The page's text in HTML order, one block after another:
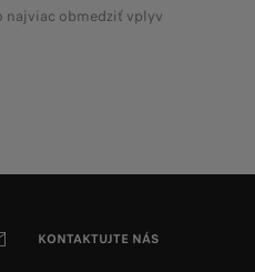
najviac obmedziť vplyv
KONTAKTUJTE NÁS